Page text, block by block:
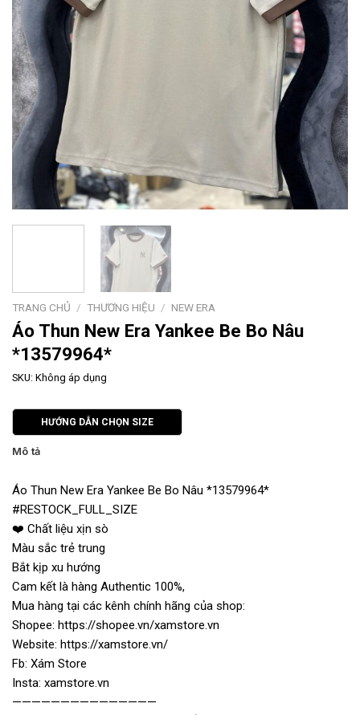
TRANG CHỦ / THƯƠNG HIỆU / NEW ERA
Áo Thun New Era Yankee Be Bo Nâu
*13579964*
SKU: Không áp dụng
HƯỚNG DẪN CHỌN SIZE
Mô tả
Áo Thun New Era Yankee Be Bo Nâu *13579964*
#RESTOCK_FULL_SIZE
❤️ Chất liệu xịn sò
Màu sắc trẻ trung
Bắt kịp xu hướng
Cam kết là hàng Authentic 100%,
Mua hàng tại các kênh chính hãng của shop:
Shopee: https://shopee.vn/xamstore.vn
Website: https://xamstore.vn/
Fb: Xám Store
Insta: xamstore.vn
———————————————